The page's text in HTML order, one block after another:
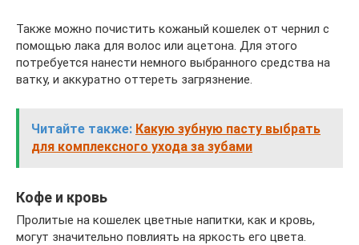
Также можно почистить кожаный кошелек от чернил с
помощью лака для волос или ацетона. Для этого
потребуется нанести немного выбранного средства на
ватку, и аккуратно оттереть загрязнение.
Читайте также: Какую зубную пасту выбрать
для комплексного ухода за зубами
Кофе и кровь
Пролитые на кошелек цветные напитки, как и кровь,
могут значительно повлиять на яркость его цвета.